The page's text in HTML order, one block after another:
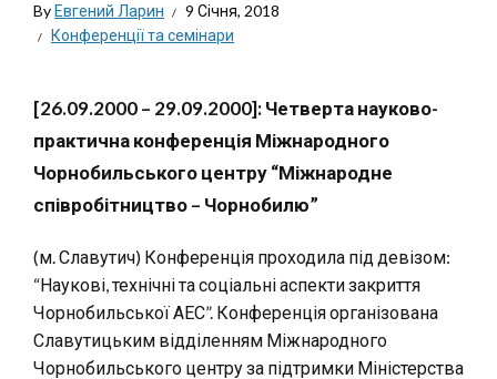
ByЕвгений Ларин
9 Січня, 2018
Конференції та семінари
[26.09.2000 – 29.09.2000]: Четверта науково-
практична конференція Міжнародного
Чорнобильського центру “Міжнародне
співробітництво – Чорнобилю”
(м. Славутич) Конференція проходила під девізом:
“Наукові, технічні та соціальні аспекти закриття
Чорнобильської АЕС”. Конференція організована
Славутицьким відділенням Міжнародного
Чорнобильського центру за підтримки Міністерства